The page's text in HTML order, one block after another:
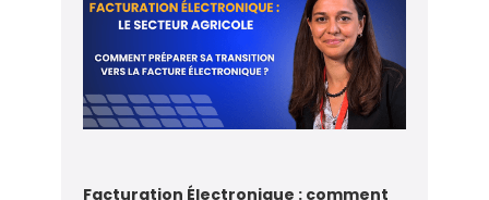
Facturation Électronique : comment